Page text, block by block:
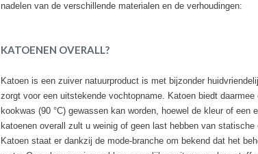
nadelen van de verschillende materialen en de verhoudingen:
KATOENEN OVERALL?
Katoen is een zuiver natuurproduct is met bijzonder
zorgt voor een uitstekende vochtopname. Katoen biedt
kookwas (90 °C) gewassen kan worden, hoewel de kleur of
katoenen overall zult u weinig of geen last hebben van statische
Katoen staat er dankzij de mode-branche om bekend dat het